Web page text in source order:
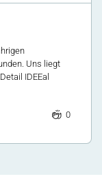
Uns liegt
IDEEal
0